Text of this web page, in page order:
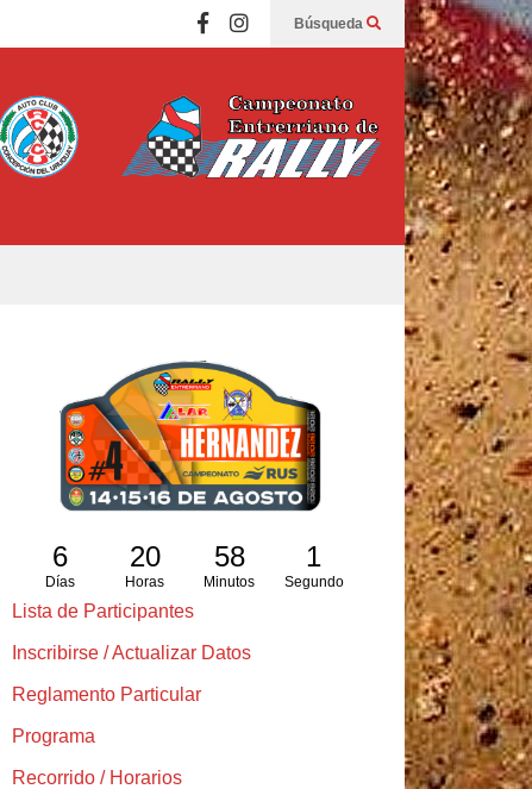
Búsqueda
6
Días
20
Horas
57
Minutos
59
Segundos
Lista de Participantes
Inscribirse / Actualizar Datos
Reglamento Particular
Programa
Recorrido / Horarios